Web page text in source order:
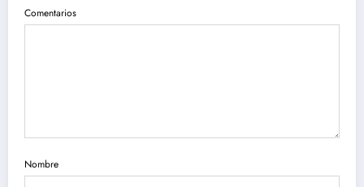
Comentarios
Nombre